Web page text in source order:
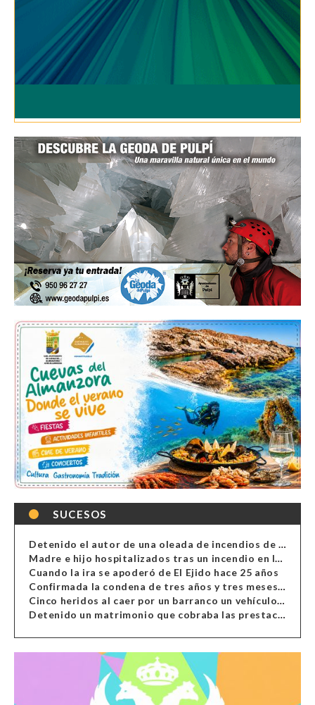
SUCESOS
Detenido el autor de una oleada de incendios de contenedores en Almería
Madre e hijo hospitalizados tras un incendio en la cocina de una vivienda en Almería
Cuando la ira se apoderó de El Ejido hace 25 años
Confirmada la condena de tres años y tres meses al hombre de Antas acusado de xenofobia
Cinco heridos al caer por un barranco un vehículo en Alcolea
Detenido un matrimonio que cobraba las prestaciones de ilegales en Almería, Granada, Málaga, Huelva y Murcia